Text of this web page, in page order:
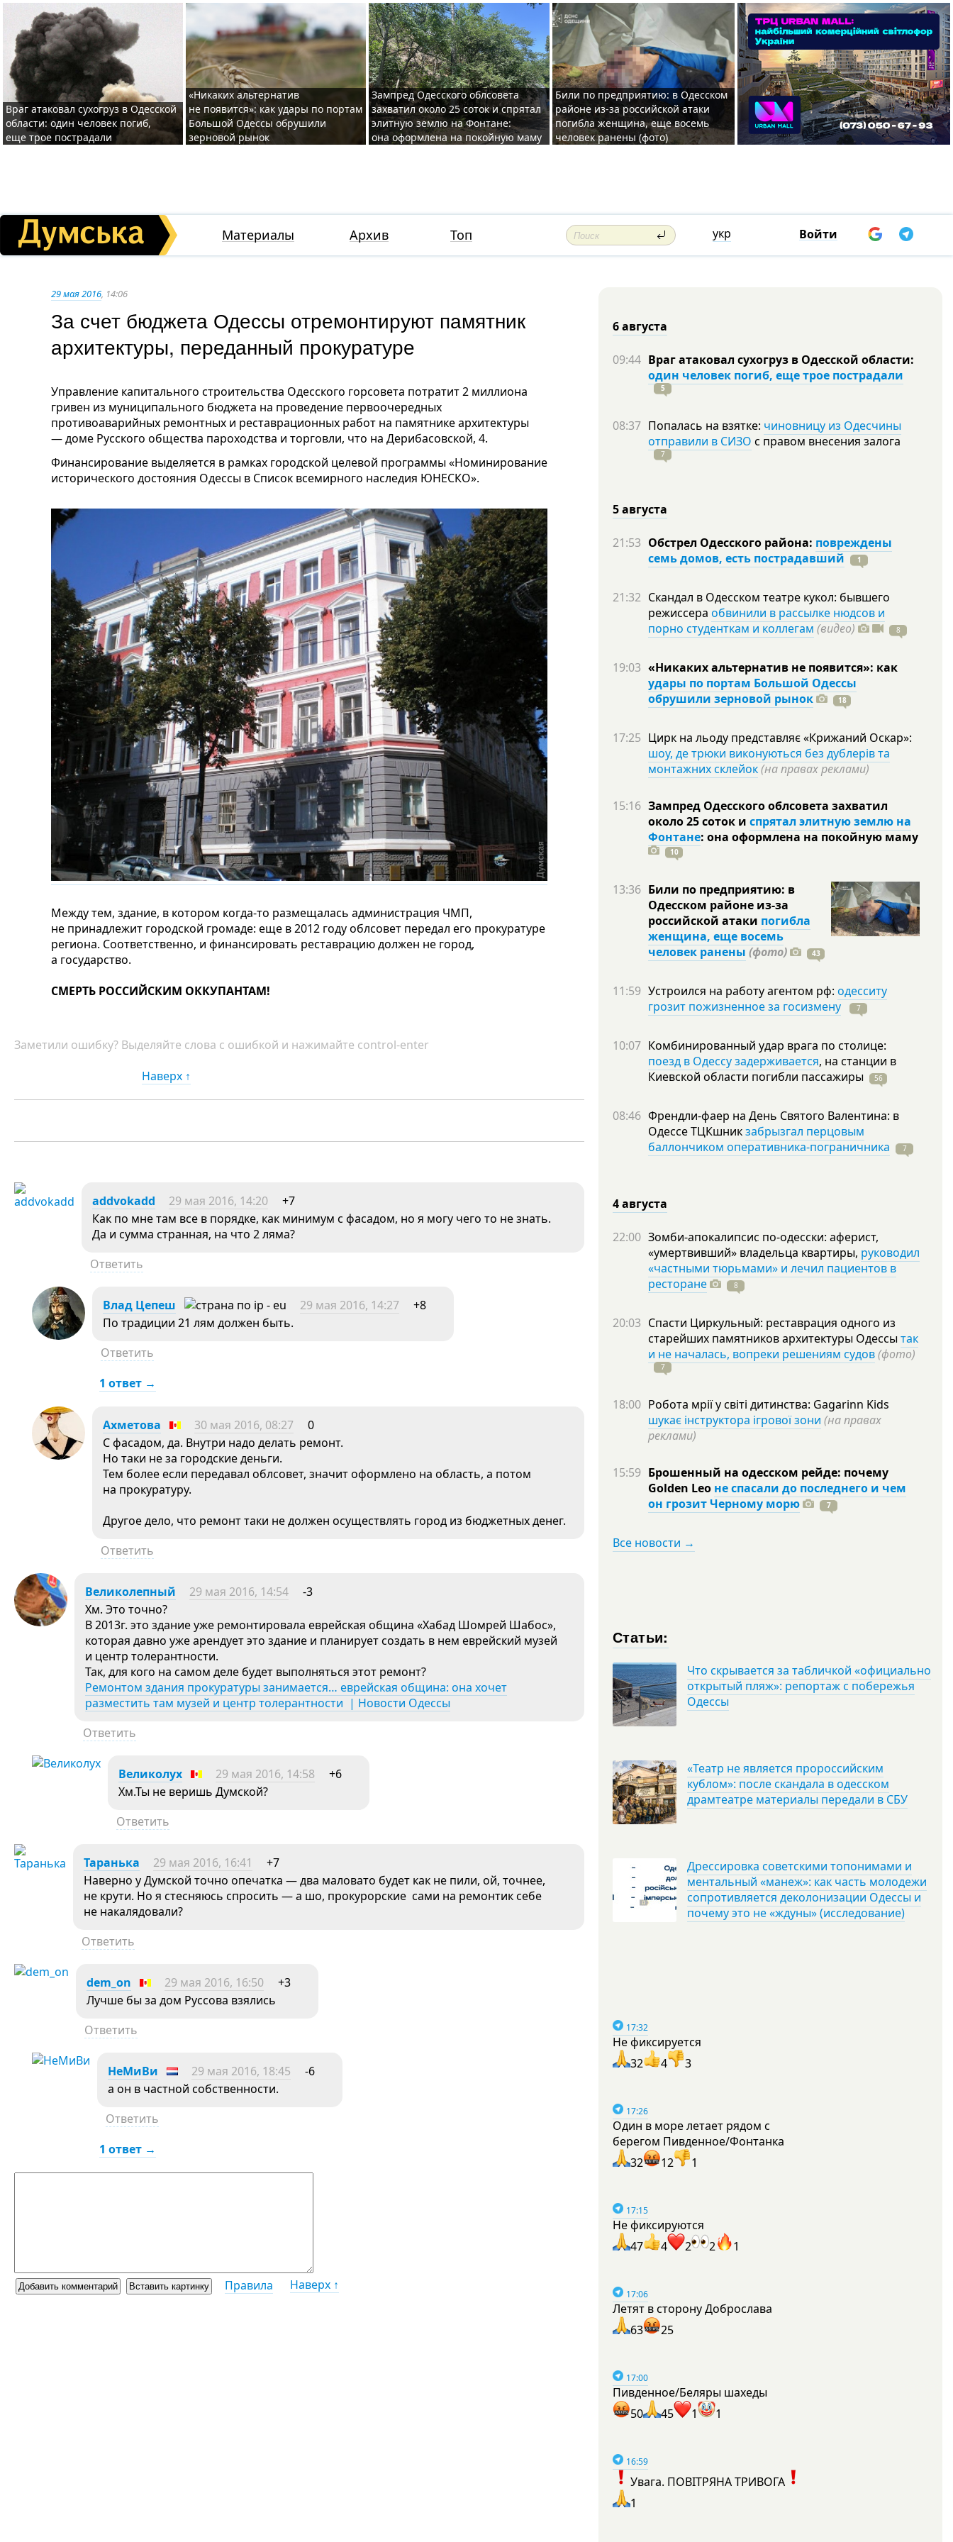
Враг атаковал сухогруз в Одесской
области: один человек погиб,
еще трое пострадали
«Никаких альтернатив
не появится»: как удары по портам
Большой Одессы обрушили
зерновой рынок
Зампред Одесского облсовета
захватил около 25 соток и спрятал
элитную землю на Фонтане:
она оформлена на покойную маму
Били по предприятию: в Одесском
районе из-за российской атаки
погибла женщина, еще восемь
человек ранены (фото)
Материалы Архив Топ укр Войти
29 мая 2016, 14:06
За счет бюджета Одессы отремонтируют памятник
архитектуры, переданный прокуратуре
Управление капитального строительства Одесского горсовета потратит 2 миллиона
гривен из муниципального бюджета на проведение первоочередных
противоаварийных ремонтных и реставрационных работ на памятнике архитектуры
— доме Русского общества пароходства и торговли, что на Дерибасовской, 4.
Финансирование выделяется в рамках городской целевой программы «Номинирование
исторического достояния Одессы в Список всемирного наследия ЮНЕСКО».
Между тем, здание, в котором когда-то размещалась администрация ЧМП,
не принадлежит городской громаде: еще в 2012 году облсовет передал его прокуратуре
региона. Соответственно, и финансировать реставрацию должен не город,
а государство.
СМЕРТЬ РОССИЙСКИМ ОККУПАНТАМ!
Заметили ошибку? Выделяйте слова с ошибкой и нажимайте control-enter
Наверх ↑
addvokadd 29 мая 2016, 14:20
+7
Как по мне там все в порядке, как минимум с фасадом, но я могу чего то не знать.
Да и сумма странная, на что 2 ляма?
Ответить
Влад Цепеш 29 мая 2016, 14:27
+8
По традиции 21 лям должен быть.
Ответить
1 ответ →
Ахметова 30 мая 2016, 08:27
0
С фасадом, да. Внутри надо делать ремонт.
Но таки не за городские деньги.
Тем более если передавал облсовет, значит оформлено на область, а потом
на прокуратуру.
Другое дело, что ремонт таки не должен осуществлять город из бюджетных денег.
Ответить
Великолепный 29 мая 2016, 14:54
-3
Хм. Это точно?
В 2013г. это здание уже ремонтировала еврейская община «Хабад Шомрей Шабос»,
которая давно уже арендует это здание и планирует создать в нем еврейский музей
и центр толерантности.
Так, для кого на самом деле будет выполняться этот ремонт?
Ремонтом здания прокуратуры занимается… еврейская община: она хочет
разместить там музей и центр толерантности | Новости Одессы
Ответить
Великолух 29 мая 2016, 14:58
+6
Хм.Ты не веришь Думской?
Ответить
Таранька 29 мая 2016, 16:41
+7
Наверно у Думской точно опечатка — два маловато будет как не пили, ой, точнее,
не крути. Но я стесняюсь спросить — а шо, прокурорские сами на ремонтик себе
не накалядовали?
Ответить
dem_on 29 мая 2016, 16:50
+3
Лучше бы за дом Руссова взялись
Ответить
НеМиВи 29 мая 2016, 18:45
-6
а он в частной собственности.
Ответить
1 ответ →
Правила Наверх ↑
6 августа
09:44 Враг атаковал сухогруз в Одесской области:
один человек погиб, еще трое пострадали
5
08:37 Попалась на взятке: чиновницу из Одесчины
отправили в СИЗО с правом внесения залога
7
5 августа
21:53 Обстрел Одесского района: повреждены
семь домов, есть пострадавший
1
21:32 Скандал в Одесском театре кукол: бывшего
режиссера обвинили в рассылке нюдсов и
порно студенткам и коллегам (видео) 8
19:03 «Никаких альтернатив не появится»: как
удары по портам Большой Одессы
обрушили зерновой рынок
18
17:25 Цирк на льоду представляє «Крижаний Оскар»:
шоу, де трюки виконуються без дублерів та
монтажних склейок(на правах реклами)
15:16 Зампред Одесского облсовета захватил
около 25 соток и спрятал элитную землю на
Фонтане: она оформлена на покойную маму
10
13:36 Били по предприятию: в
Одесском районе из-за
российской атаки погибла
женщина, еще восемь
человек ранены (фото) 43
11:59 Устроился на работу агентом рф: одесситу
грозит пожизненное за госизмену
7
10:07 Комбинированный удар врага по столице:
поезд в Одессу задерживается, на станции в
Киевской области погибли пассажиры 56
08:46 Френдли-фаер на День Святого Валентина: в
Одессе ТЦКшникзабрызгал перцовым
баллончиком оперативника-пограничника
7
4 августа
22:00 Зомби-апокалипсис по-одесски: аферист,
«умертвивший» владельца квартиры, руководил
«частными тюрьмами» и лечил пациентов в
ресторане
8
20:03 Спасти Циркульный: реставрация одного из
старейших памятников архитектуры Одессы так
и не началась, вопреки решениям судов(фото)
7
18:00 Робота мрії у світі дитинства: Gagarinn Kids
шукає інструктора ігрової зони (на правах
реклами)
15:59 Брошенный на одесском рейде: почему
Golden Leo не спасали до последнего и чем
он грозит Черному морю
7
Все новости →
Статьи:
Что скрывается за табличкой «официально
открытый пляж»: репортаж с побережья
Одессы
«Театр не является пророссийским
кублом»: после скандала в одесском
драмтеатре материалы передали в СБУ
Дрессировка советскими топонимами и
ментальный «манеж»: как часть молодежи
сопротивляется деколонизации Одессы и
почему это не «ждуны» (исследование)
17:32
Не фиксируется
32
4 3
17:26
Один в море летает рядом с
берегом Пивденное/Фонтанка
32
12 1
17:15
Не фиксируются
47
4 2 2 1
17:06
Летят в сторону Доброслава
63
25
17:00
Пивденное/Беляры шахеды
50
45 1 1
16:59
Увага. ПОВІТРЯНА ТРИВОГА
1